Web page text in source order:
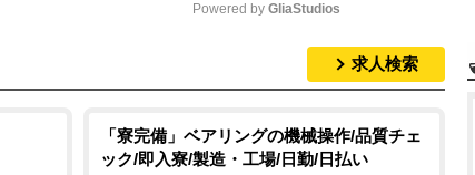
t
e
Powered by GliaStudios
求人検索
「寮完備」ベアリングの機械操作/品質チェ
ック/即入寮/製造・工場/日勤/日払い